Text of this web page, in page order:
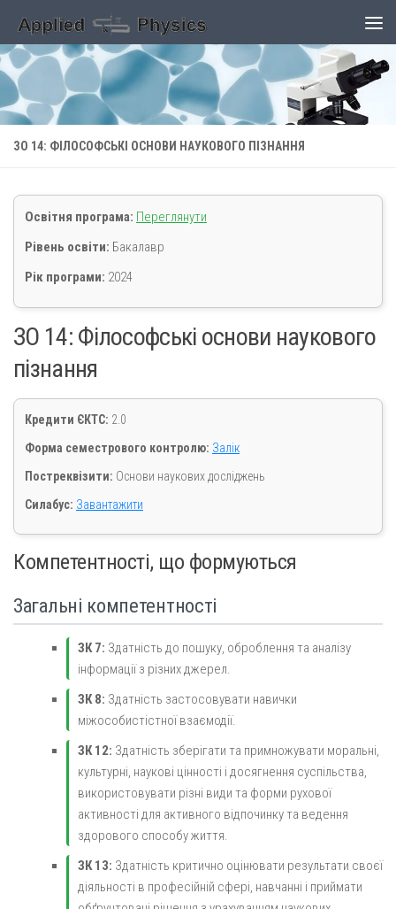
Skip to content
ЗО 14: ФІЛОСОФСЬКІ ОСНОВИ НАУКОВОГО ПІЗНАННЯ
Освітня програма: Переглянути
Рівень освіти: Бакалавр
Рік програми: 2024
ЗО 14: Філософські основи наукового
пізнання
Кредити ЄКТС: 2.0
Форма семестрового контролю: Залік
Постреквізити: Основи наукових досліджень
Силабус: Завантажити
Компетентності, що формуються
Загальні компетентності
ЗК 7: Здатність до пошуку, оброблення та аналізу
інформації з різних джерел.
ЗК 8: Здатність застосовувати навички
міжособистістної взаємодії.
ЗК 12: Здатність зберігати та примножувати моральні,
культурні, наукові цінності і досягнення суспільства,
використовувати різні види та форми рухової
активності для активного відпочинку та ведення
здорового способу життя.
ЗК 13: Здатність критично оцінювати результати своєї
діяльності в професійній сфері, навчанні і приймати